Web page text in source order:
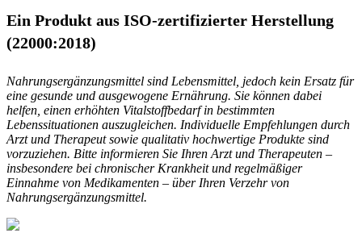
Ein Produkt aus ISO-zertifizierter Herstellung
(22000:2018)
Nahrungsergänzungsmittel sind Lebensmittel, jedoch kein Ersatz für
eine gesunde und ausgewogene Ernährung. Sie können dabei
helfen, einen erhöhten Vitalstoffbedarf in bestimmten
Lebenssituationen auszugleichen. Individuelle Empfehlungen durch
Arzt und Therapeut sowie qualitativ hochwertige Produkte sind
vorzuziehen. Bitte informieren Sie Ihren Arzt und Therapeuten –
insbesondere bei chronischer Krankheit und regelmäßiger
Einnahme von Medikamenten – über Ihren Verzehr von
Nahrungsergänzungsmittel.